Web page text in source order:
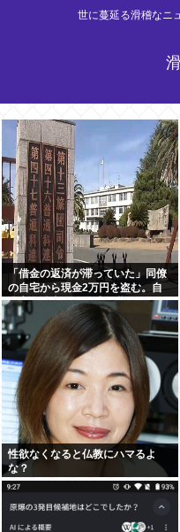
世に蔓延る滑稽なニ
「借金の返済が滞っていた」同僚
の自宅から現金2万円を盗む。自
衛官の陸士長が懲戒免職に
性欲なくなると仏教にハマるよ
な？